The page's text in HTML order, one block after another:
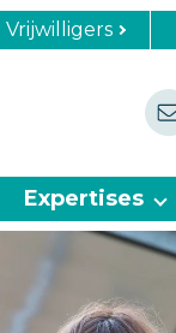
Vrijwilligers
Expertises